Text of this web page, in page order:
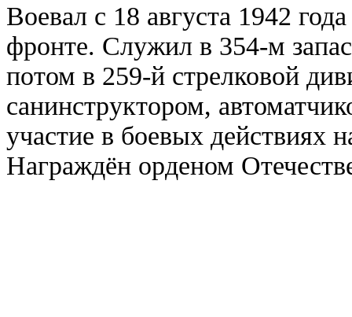
Воевал с 18 августа 1942
фронте. Служил в 354-м
потом в 259-й стрелковой
санинструктором,
участие в боевых действиях
Награждён орденом